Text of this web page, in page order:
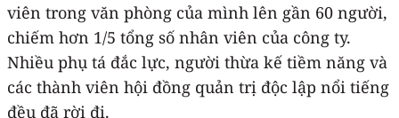
viên trong văn phòng của mình lên gần 60 người,
chiếm hơn 1/5 tổng số nhân viên của công ty.
Nhiều phụ tá đắc lực, người thừa kế tiềm năng và
các thành viên hội đồng quản trị độc lập nổi tiếng
đều đã rời đi.